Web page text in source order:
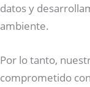
datos y
ambiente.
Por lo tanto,
comprometido